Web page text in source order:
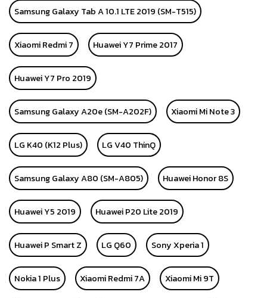
Samsung Galaxy Tab A 10.1 LTE 2019 (SM-T515)
Xiaomi Redmi 7 Huawei Y7 Prime 2017
Huawei Y7 Pro 2019
Samsung Galaxy A20e (SM-A202F) Xiaomi Mi Note 3
LG K40 (K12 Plus) LG V40 ThinQ
Samsung Galaxy A80 (SM-A805) Huawei Honor 8S
Huawei Y5 2019 Huawei P20 Lite 2019
Huawei P Smart Z LG Q60 Sony Xperia 1
Nokia 1 Plus Xiaomi Redmi 7A Xiaomi Mi 9T